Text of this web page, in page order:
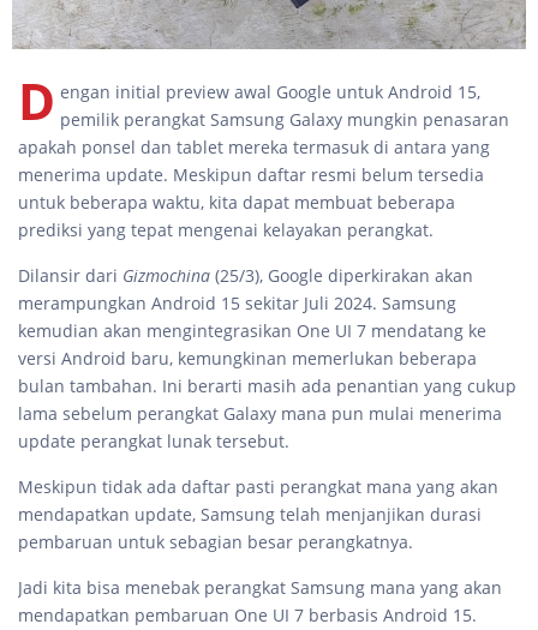
D engan initial preview awal Google untuk Android 15,
pemilik perangkat Samsung Galaxy mungkin penasaran
apakah ponsel dan tablet mereka termasuk di antara yang
menerima update. Meskipun daftar resmi belum tersedia
untuk beberapa waktu, kita dapat membuat beberapa
prediksi yang tepat mengenai kelayakan perangkat.
Dilansir dari Gizmochina (25/3), Google diperkirakan akan
merampungkan Android 15 sekitar Juli 2024. Samsung
kemudian akan mengintegrasikan One UI 7 mendatang ke
versi Android baru, kemungkinan memerlukan beberapa
bulan tambahan. Ini berarti masih ada penantian yang cukup
lama sebelum perangkat Galaxy mana pun mulai menerima
update perangkat lunak tersebut.
Meskipun tidak ada daftar pasti perangkat mana yang akan
mendapatkan update, Samsung telah menjanjikan durasi
pembaruan untuk sebagian besar perangkatnya.
Jadi kita bisa menebak perangkat Samsung mana yang akan
mendapatkan pembaruan One UI 7 berbasis Android 15.